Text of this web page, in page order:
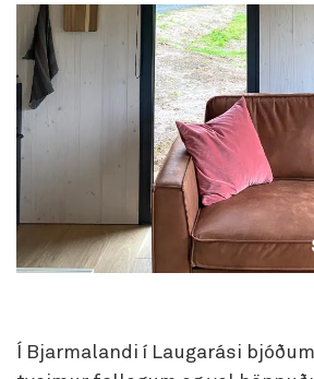
Í Bjarmalandi í Laugarási